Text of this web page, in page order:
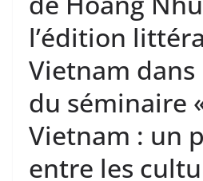
l’édition
Vietnam dans
du séminaire
Vietnam : un
entre les